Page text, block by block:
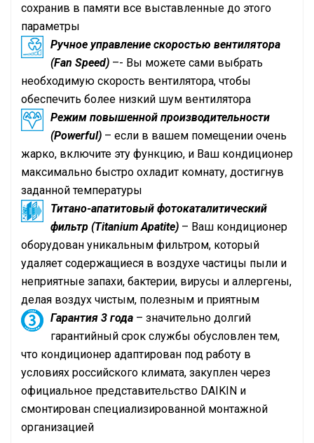
сохранив в памяти все выставленные до этого
параметры
Ручное управление скоростью вентилятора
(Fan Speed) –- Вы можете сами выбрать
необходимую скорость вентилятора, чтобы
обеспечить более низкий шум вентилятора
Режим повышенной производительности
(Powerful) – если в вашем помещении очень
жарко, включите эту функцию, и Ваш кондиционер
максимально быстро охладит комнату, достигнув
заданной температуры
Титано-апатитовый фотокаталитический
фильтр (Titanium Apatite) – Ваш кондиционер
оборудован уникальным фильтром, который
удаляет содержащиеся в воздухе частицы пыли и
неприятные запахи, бактерии, вирусы и аллергены,
делая воздух чистым, полезным и приятным
Гарантия 3 года – значительно долгий
гарантийный срок службы обусловлен тем,
что кондиционер адаптирован под работу в
условиях российского климата, закуплен через
официальное представительство DAIKIN и
смонтирован специализированной монтажной
организацией